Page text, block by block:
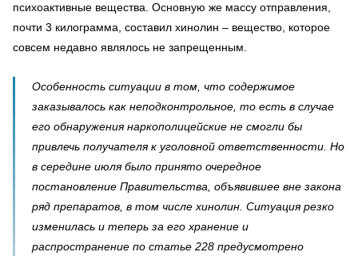
психоактивные вещества. Основную же массу отправления,
почти 3 килограмма, составил хинолин – вещество, которое
совсем недавно являлось не запрещенным.
Особенность ситуации в том, что содержимое
заказывалось как неподконтрольное, то есть в случае
его обнаружения наркополицейские не смогли бы
привлечь получателя к уголовной ответственности. Но
в середине июля было принято очередное
постановление Правительства, объявившее вне закона
ряд препаратов, в том числе хинолин. Ситуация резко
изменилась и теперь за его хранение и
распространение по статье 228 предусмотрено